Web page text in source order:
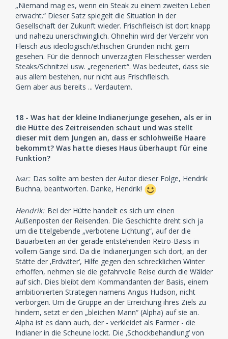
„Niemand mag es, wenn ein Steak zu einem zweiten Leben
erwacht.“ Dieser Satz spiegelt die Situation in der
Gesellschaft der Zukunft wieder. Frischfleisch ist dort knapp
und nahezu unerschwinglich. Ohnehin wird der Verzehr von
Fleisch aus ideologisch/ethischen Gründen nicht gern
gesehen. Für die dennoch unverzagten Fleischesser werden
Steaks/Schnitzel usw. „regeneriert“. Was bedeutet, dass sie
aus allem bestehen, nur nicht aus Frischfleisch.
Gern aber aus bereits ... Verdautem.
18 - Was hat der kleine Indianerjunge gesehen, als er in
die Hütte des Zeitreisenden schaut und was stellt
dieser mit dem Jungen an, dass er schlohweiße Haare
bekommt? Was hatte dieses Haus überhaupt für eine
Funktion?
Ivar: Das sollte am besten der Autor dieser Folge, Hendrik
Buchna, beantworten. Danke, Hendrik!
Hendrik: Bei der Hütte handelt es sich um einen
Außenposten der Reisenden. Die Geschichte dreht sich ja
um die titelgebende „verbotene Lichtung“, auf der die
Bauarbeiten an der gerade entstehenden Retro-Basis in
vollem Gange sind. Da die Indianerjungen sich dort, an der
Stätte der ‚Erdväter‘, Hilfe gegen den schrecklichen Winter
erhoffen, nehmen sie die gefahrvolle Reise durch die Wälder
auf sich. Dies bleibt dem Kommandanten der Basis, einem
ambitionierten Strategen namens Angus Hudson, nicht
verborgen. Um die Gruppe an der Erreichung ihres Ziels zu
hindern, setzt er den „bleichen Mann“ (Alpha) auf sie an.
Alpha ist es dann auch, der - verkleidet als Farmer - die
Indianer in die Scheune lockt. Die ‚Schockbehandlung’ von